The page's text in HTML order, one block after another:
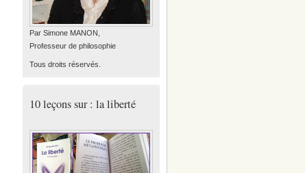
Par Simone MANON,
Professeur de philosophie
Tous droits réservés.
10 leçons sur : la liberté